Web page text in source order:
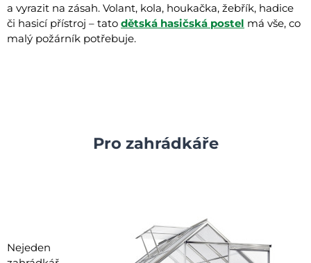
a vyrazit na zásah. Volant, kola, houkačka, žebřík, hadice
či hasicí přístroj – tato dětská hasičská postel má vše, co
malý požárník potřebuje.
Pro zahrádkáře
Nejeden